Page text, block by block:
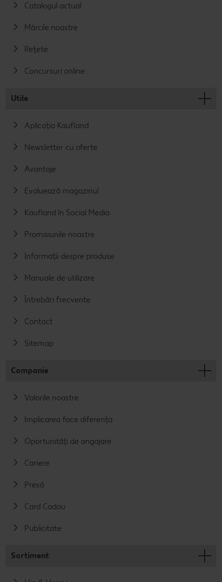
Catalogul actual
Mărcile noastre
Rețete
Concursuri online
Utile
Aplicația Kaufland
Newsletter cu oferte
Avantaje
Evaluează magazinul
Kaufland în Social Media
Promisiunile noastre
Informații despre produse
Manuale de utilizare
Întrebări frecvente
Contact
Sitemap
Companie
Valorile noastre
Implicarea face diferența
Oportunități de angajare
Cariere
Presă
Card Cadou
Publicitate
Sortiment